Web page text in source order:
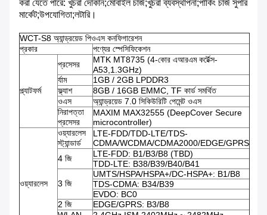
করা যেতে পারে: খুচরা দোকান;মোবাইল চার্জ;খুচরা ব্যবস্থাপনা;পার্কিং চার্জ সুপার
মার্কেট;উপযোগিতা;লটারি।
WCT-S8 অ্যান্ড্রয়েড পিওএস কনফিগারেশন
প্রকার
পণ্যের স্পেসিফিকেশন
প্ল্যাটফর্ম
প্রসেসর
MTK MT8735 (4-কোর এআরএম কর্টেক্স-
A53,1.3GHz)
র্যাম
1GB / 2GB LPDDR3
ফ্ল্যাশ
8GB / 16GB EMMC, TF কার্ড সমর্থিত
ওএস
অ্যান্ড্রয়েড 7.0 সিকিউরিটি পেমেন্ট ওএস
নিরাপত্তা
প্রসেসর
MAXIM MAX32555 (DeepCover Secure
microcontroller)
ওয়্যারলেস
ওয়্যারলেস
স্ট্যান্ডার্ড
LTE-FDD/TDD-LTE/TDS-
CDMA/WCDMA/CDMA2000/EDGE/GPRS
4 জি
LTE-FDD: B1/B3/B8 (TBD)
TDD-LTE: B38/B39/B40/B41
3 জি
UMTS/HSPA/HSPA+/DC-HSPA+: B1/B8
TDS-CDMA: B34/B39
EVDO: BC0
2 জি
EDGE/GPRS: B3/B8